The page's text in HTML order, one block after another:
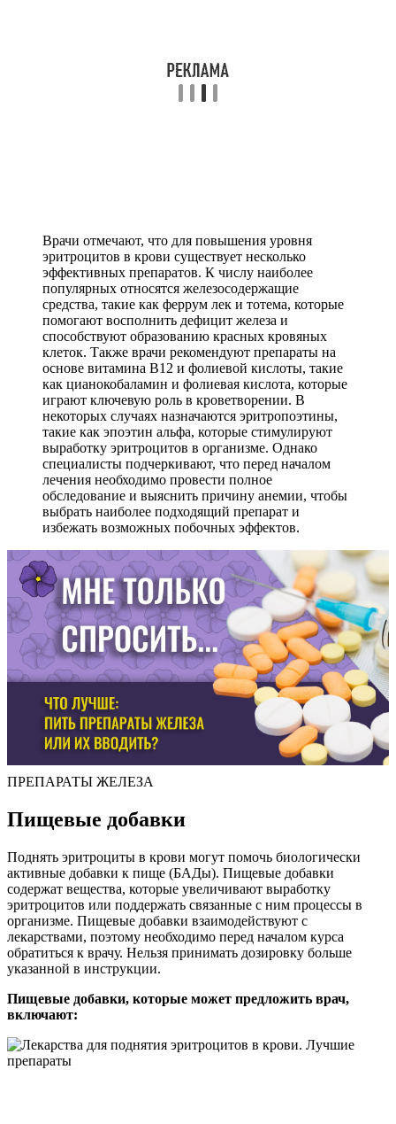
Врачи отмечают, что для повышения уровня
эритроцитов в крови существует несколько
эффективных препаратов. К числу наиболее
популярных относятся железосодержащие
средства, такие как феррум лек и тотема, которые
помогают восполнить дефицит железа и
способствуют образованию красных кровяных
клеток. Также врачи рекомендуют препараты на
основе витамина B12 и фолиевой кислоты, такие
как цианокобаламин и фолиевая кислота, которые
играют ключевую роль в кроветворении. В
некоторых случаях назначаются эритропоэтины,
такие как эпоэтин альфа, которые стимулируют
выработку эритроцитов в организме. Однако
специалисты подчеркивают, что перед началом
лечения необходимо провести полное
обследование и выяснить причину анемии, чтобы
выбрать наиболее подходящий препарат и
избежать возможных побочных эффектов.
ПРЕПАРАТЫ ЖЕЛЕЗА
Пищевые добавки
Поднять эритроциты в крови могут помочь биологически
активные добавки к пище (БАДы). Пищевые добавки
содержат вещества, которые увеличивают выработку
эритроцитов или поддержать связанные с ним процессы в
организме. Пищевые добавки взаимодействуют с
лекарствами, поэтому необходимо перед началом курса
обратиться к врачу. Нельзя принимать дозировку больше
указанной в инструкции.
Пищевые добавки, которые может предложить врач,
включают: